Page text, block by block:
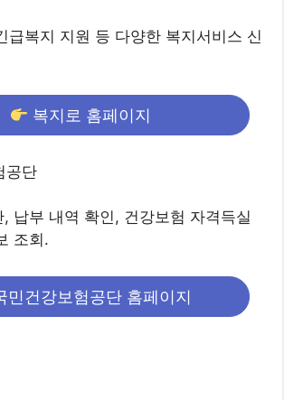
급복지 지원 등 다양한 복지서비스 신
복지로 홈페이지
공단
납부 내역 확인, 건강보험 자격득실
조회.
민건강보험공단 홈페이지